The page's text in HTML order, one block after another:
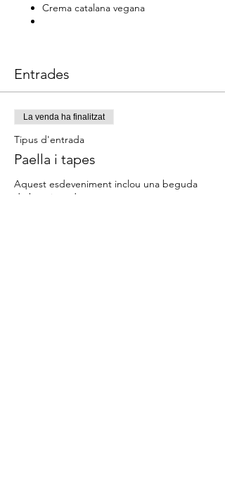
Crema catalana vegana
Entrades
La venda ha finalitzat
Tipus d'entrada
Paella i tapes
Aquest esdeveniment inclou una beguda